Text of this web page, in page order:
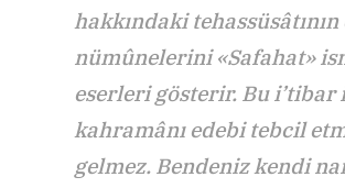
hakkındaki
nümûnelerini «Safahat»
eserleri gösterir. Bu i’tibar
kahramânı edebi tebcil
gelmez. Bendeniz kendi